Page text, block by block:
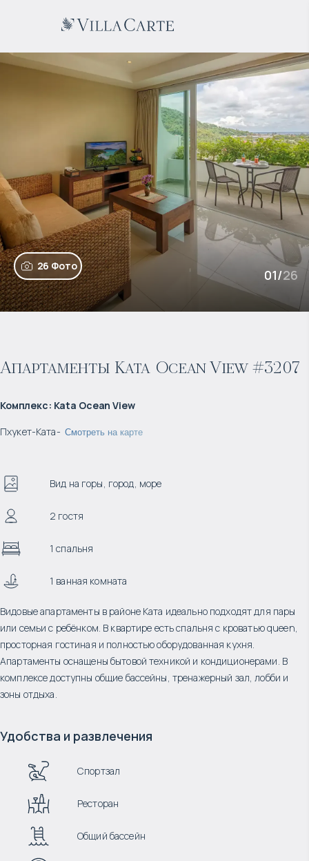
26 Фото
01/26
Апартаменты Kata Ocean View #3207
Комплекс: Kata Ocean View
Пхукет-Ката- Смотреть на карте
Вид на горы, город, море
2 гостя
1 спальня
1 ванная комната
Видовые апартаменты в районе Ката идеально подходят для пары
или семьи с ребёнком. В квартире есть спальня с кроватью queen,
просторная гостиная и полностью оборудованная кухня.
Апартаменты оснащены бытовой техникой и кондиционерами. В
комплексе доступны общие бассейны, тренажерный зал, лобби и
зоны отдыха.
Удобства и развлечения
Спортзал
Ресторан
Общий бассейн